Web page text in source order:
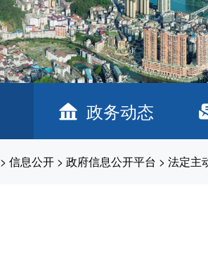
政务动态
> 信息公开 > 政府信息公开平台 > 法定主